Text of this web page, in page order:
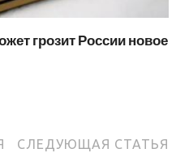
грозит России новое
СЛЕДУЮЩАЯ СТАТЬЯ